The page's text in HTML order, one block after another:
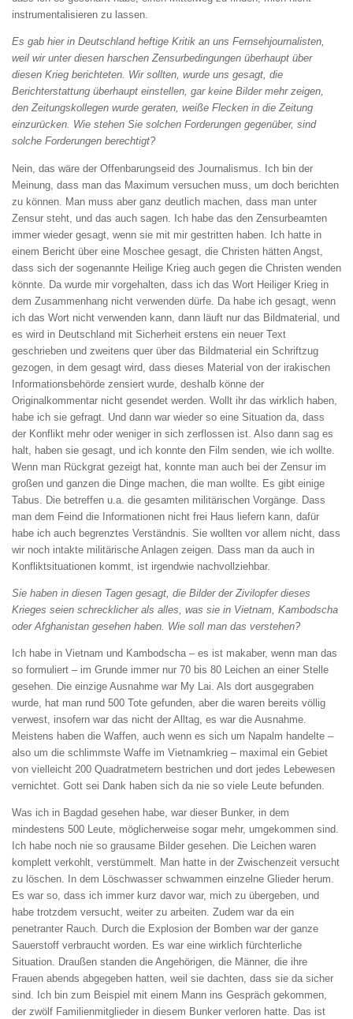
instrumentalisieren zu lassen.
Es gab hier in Deutschland heftige Kritik an uns Fernsehjournalisten,
weil wir unter diesen harschen Zensurbedingungen überhaupt über
diesen Krieg berichteten. Wir sollten, wurde uns gesagt, die
Berichterstattung überhaupt einstellen, gar keine Bilder mehr zeigen,
den Zeitungskollegen wurde geraten, weiße Flecken in die Zeitung
einzurücken. Wie stehen Sie solchen Forderungen gegenüber, sind
solche Forderungen berechtigt?
Nein, das wäre der Offenbarungseid des Journalismus. Ich bin der
Meinung, dass man das Maximum versuchen muss, um doch berichten
zu können. Man muss aber ganz deutlich machen, dass man unter
Zensur steht, und das auch sagen. Ich habe das den Zensurbeamten
immer wieder gesagt, wenn sie mit mir gestritten haben. Ich hatte in
einem Bericht über eine Moschee gesagt, die Christen hätten Angst,
dass sich der sogenannte Heilige Krieg auch gegen die Christen wenden
könnte. Da wurde mir vorgehalten, dass ich das Wort Heiliger Krieg in
dem Zusammenhang nicht verwenden dürfe. Da habe ich gesagt, wenn
ich das Wort nicht verwenden kann, dann läuft nur das Bildmaterial, und
es wird in Deutschland mit Sicherheit erstens ein neuer Text
geschrieben und zweitens quer über das Bildmaterial ein Schriftzug
gezogen, in dem gesagt wird, dass dieses Material von der irakischen
Informationsbehörde zensiert wurde, deshalb könne der
Originalkommentar nicht gesendet werden. Wollt ihr das wirklich haben,
habe ich sie gefragt. Und dann war wieder so eine Situation da, dass
der Konflikt mehr oder weniger in sich zerflossen ist. Also dann sag es
halt, haben sie gesagt, und ich konnte den Film senden, wie ich wollte.
Wenn man Rückgrat gezeigt hat, konnte man auch bei der Zensur im
großen und ganzen die Dinge machen, die man wollte. Es gibt einige
Tabus. Die betreffen u.a. die gesamten militärischen Vorgänge. Dass
man dem Feind die Informationen nicht frei Haus liefern kann, dafür
habe ich auch begrenztes Verständnis. Sie wollten vor allem nicht, dass
wir noch intakte militärische Anlagen zeigen. Dass man da auch in
Konfliktsituationen kommt, ist irgendwie nachvollziehbar.
Sie haben in diesen Tagen gesagt, die Bilder der Zivilopfer dieses
Krieges seien schrecklicher als alles, was sie in Vietnam, Kambodscha
oder Afghanistan gesehen haben. Wie soll man das verstehen?
Ich habe in Vietnam und Kambodscha – es ist makaber, wenn man das
so formuliert – im Grunde immer nur 70 bis 80 Leichen an einer Stelle
gesehen. Die einzige Ausnahme war My Lai. Als dort ausgegraben
wurde, hat man rund 500 Tote gefun­den, aber die waren bereits völlig
verwest, insofern war das nicht der Alltag, es war die Ausnahme.
Meistens haben die Waffen, auch wenn es sich um Napalm handelte –
also um die schlimmste Waffe im Vietnamkrieg – maximal ein Gebiet
von vielleicht 200 Quadratmetern bestrichen und dort jedes Lebewesen
vernichtet. Gott sei Dank haben sich da nie so viele Leute befunden.
Was ich in Bagdad gesehen habe, war dieser Bunker, in dem
mindestens 500 Leute, möglicherweise sogar mehr, umgekommen sind.
Ich habe noch nie so grausame Bilder gesehen. Die Leichen waren
komplett verkohlt, verstümmelt. Man hatte in der Zwischenzeit versucht
zu löschen. In dem Löschwasser schwammen einzelne Glieder herum.
Es war so, dass ich immer kurz davor war, mich zu übergeben, und
habe trotzdem versucht, weiter zu arbeiten. Zudem war da ein
penetranter Rauch. Durch die Explosion der Bomben war der ganze
Sauerstoff verbraucht worden. Es war eine wirklich fürchterliche
Situation. Draußen standen die Angehörigen, die Männer, die ihre
Frauen abends abgegeben hatten, weil sie dachten, dass sie da sicher
sind. Ich bin zum Beispiel mit einem Mann ins Gespräch gekommen,
der zwölf Familienmitglieder in diesem Bunker verloren hatte. Das ist